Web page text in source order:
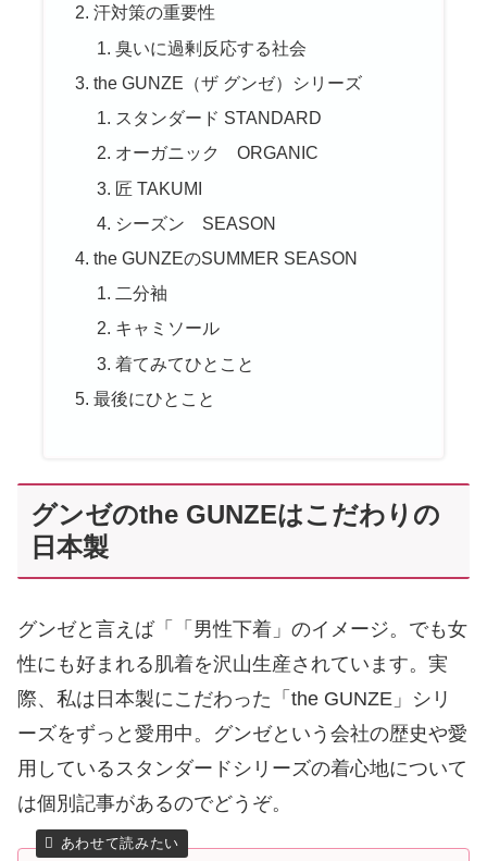
汗対策の重要性
臭いに過剰反応する社会
the GUNZE（ザ グンゼ）シリーズ
スタンダード STANDARD
オーガニック ORGANIC
匠 TAKUMI
シーズン SEASON
the GUNZEのSUMMER SEASON
二分袖
キャミソール
着てみてひとこと
最後にひとこと
グンゼのthe GUNZEはこだわりの
日本製
グンゼと言えば「「男性下着」のイメージ。でも女
性にも好まれる肌着を沢山生産されています。実
際、私は日本製にこだわった「the GUNZE」シリ
ーズをずっと愛用中。グンゼという会社の歴史や愛
用しているスタンダードシリーズの着心地について
は個別記事があるのでどうぞ。